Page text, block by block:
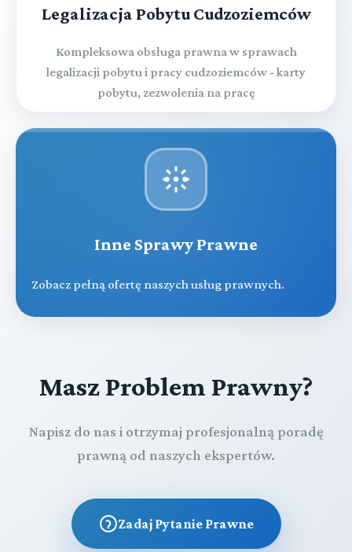
Legalizacja Pobytu Cudzoziemców
Kompleksowa obsługa prawna w sprawach
legalizacji pobytu i pracy cudzoziemców - karty
pobytu, zezwolenia na pracę
Inne Sprawy Prawne
Zobacz pełną ofertę naszych usług prawnych.
Masz Problem Prawny?
Napisz do nas i otrzymaj profesjonalną poradę
prawną od naszych ekspertów.
Zadaj Pytanie Prawne